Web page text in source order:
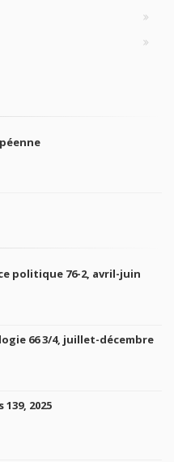
politique 76-2, avril-juin
66 3/4, juillet-décembre
2025